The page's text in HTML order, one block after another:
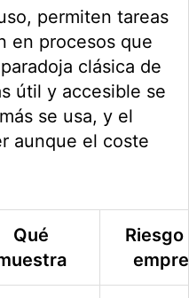
permiten tareas
en procesos que
clásica de
útil y accesible se
se usa, y el
aunque el coste
Qué
Riesgo